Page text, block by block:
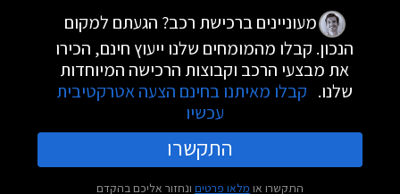
מעוניינים ברכישת רכב? הגעתם למקום
הנכון. קבלו מהמומחים שלנו ייעוץ חינם, הכירו
את מבצעי הרכב וקבוצות הרכישה המיוחדות
שלנו. קבלו מאיתנו בחינם הצעה אטרקטיבית
עכשיו
התקשרו
התקשרו או מלאו פרטים ונחזור אליכם בהקדם